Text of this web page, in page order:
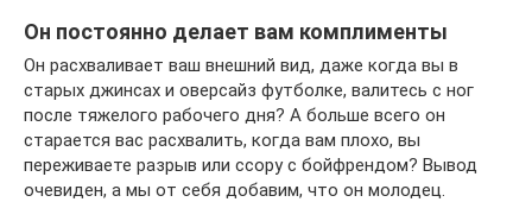
Он постоянно делает вам комплименты
Он расхваливает ваш внешний вид, даже когда вы в
старых джинсах и оверсайз футболке, валитесь с ног
после тяжелого рабочего дня? А больше всего он
старается вас расхвалить, когда вам плохо, вы
переживаете разрыв или ссору с бойфрендом? Вывод
очевиден, а мы от себя добавим, что он молодец.